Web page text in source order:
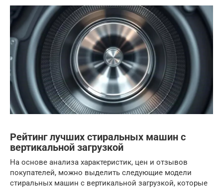
Рейтинг лучших стиральных машин с
вертикальной загрузкой
На основе анализа характеристик, цен и отзывов
покупателей, можно выделить следующие модели
стиральных машин с вертикальной загрузкой, которые